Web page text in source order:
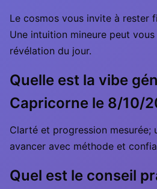
Le cosmos vous invite à rester
Une intuition mineure peut
révélation du jour.
Quelle est la vibe
Capricorne le 8/10/
Clarté et progression mesurée;
avancer avec méthode et
Quel est le conseil